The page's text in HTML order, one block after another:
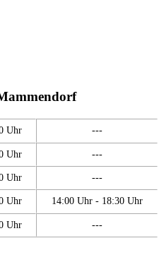
Uhr ---
Uhr ---
Uhr ---
Uhr 14:00 Uhr - 18:30 Uhr
Uhr ---